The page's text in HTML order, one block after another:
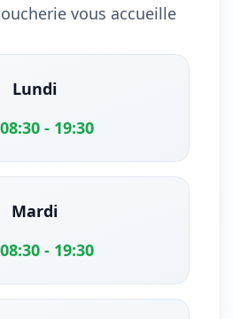
vous accueille
Lundi
08:30 - 19:30
Mardi
08:30 - 19:30